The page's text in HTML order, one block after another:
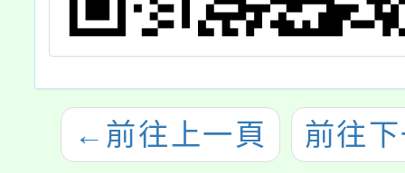
← 前往上一頁 前往